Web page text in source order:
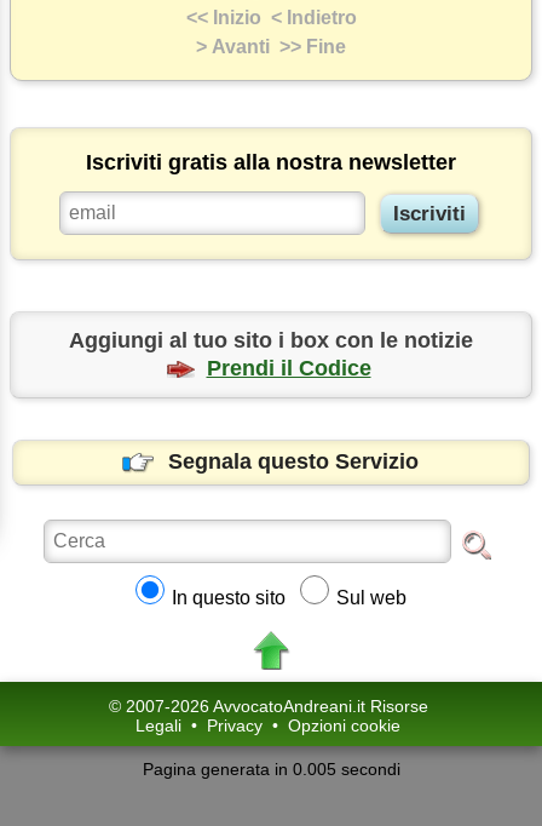
<< Inizio < Indietro
> Avanti >> Fine
Iscriviti gratis alla nostra newsletter
Aggiungi al tuo sito i box con le notizie
Prendi il Codice
Segnala questo Servizio
In questo sito Sul web
© 2007-2026 AvvocatoAndreani.it Risorse
Legali • Privacy • Opzioni cookie
Pagina generata in 0.005 secondi